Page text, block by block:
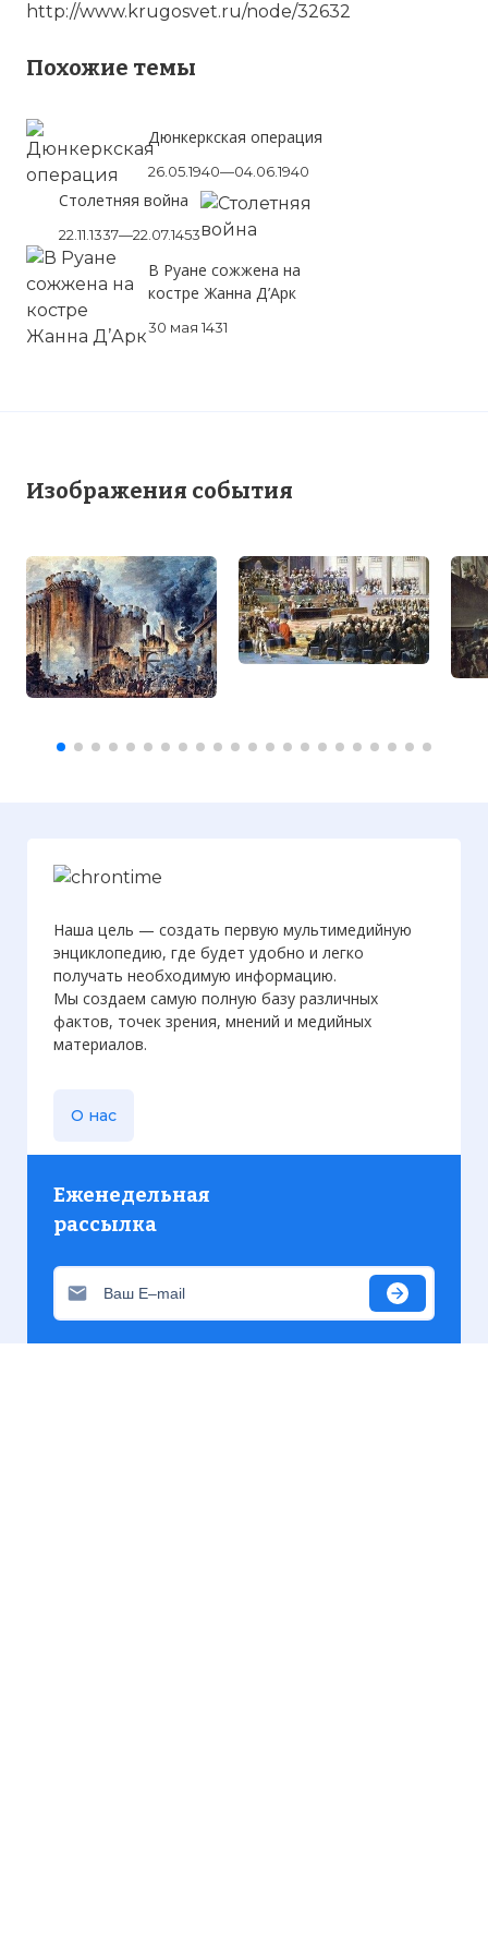
http://www.krugosvet.ru/node/32632
Похожие темы
Дюнкеркская операция
26.05.1940—04.06.1940
Столетняя война
22.11.1337—22.07.1453
В Руане сожжена на
костре Жанна Д’Арк
30 мая 1431
Изображения события
Наша цель — создать первую мультимедийную
энциклопедию, где будет удобно и легко
получать необходимую информацию.
Мы создаем самую полную базу различных
фактов, точек зрения, мнений и медийных
материалов.
О нас
Еженедельная
рассылка